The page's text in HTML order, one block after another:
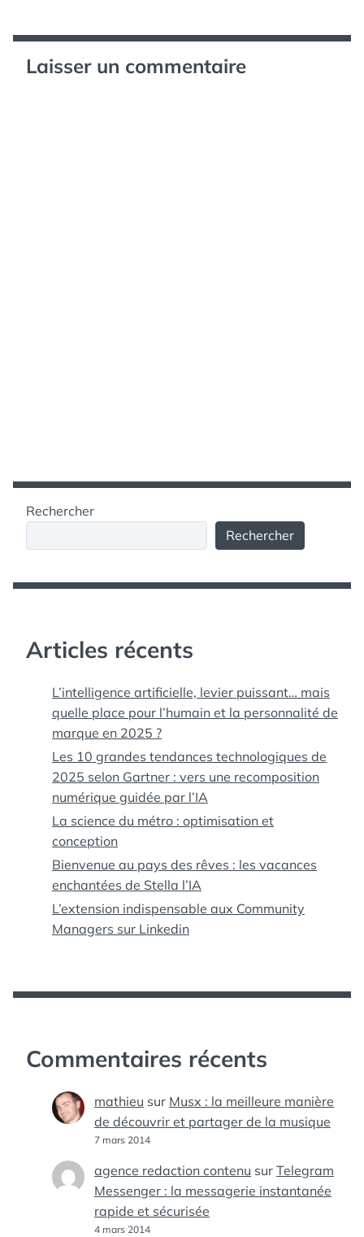
Laisser un commentaire
Rechercher
Rechercher
Articles récents
L’intelligence artificielle, levier puissant… mais
quelle place pour l’humain et la personnalité de
marque en 2025 ?
Les 10 grandes tendances technologiques de
2025 selon Gartner : vers une recomposition
numérique guidée par l’IA
La science du métro : optimisation et
conception
Bienvenue au pays des rêves : les vacances
enchantées de Stella l’IA
L’extension indispensable aux Community
Managers sur Linkedin
Commentaires récents
mathieu sur Musx : la meilleure manière
de découvrir et partager de la musique
7 mars 2014
agence redaction contenu sur Telegram
Messenger : la messagerie instantanée
rapide et sécurisée
4 mars 2014